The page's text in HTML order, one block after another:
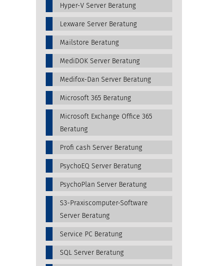
Hyper-V Server Beratung
Lexware Server Beratung
Mailstore Beratung
MediDOK Server Beratung
Medifox-Dan Server Beratung
Microsoft 365 Beratung
Microsoft Exchange Office 365
Beratung
Profi cash Server Beratung
PsychoEQ Server Beratung
PsychoPlan Server Beratung
S3-Praxiscomputer-Software
Server Beratung
Service PC Beratung
SQL Server Beratung